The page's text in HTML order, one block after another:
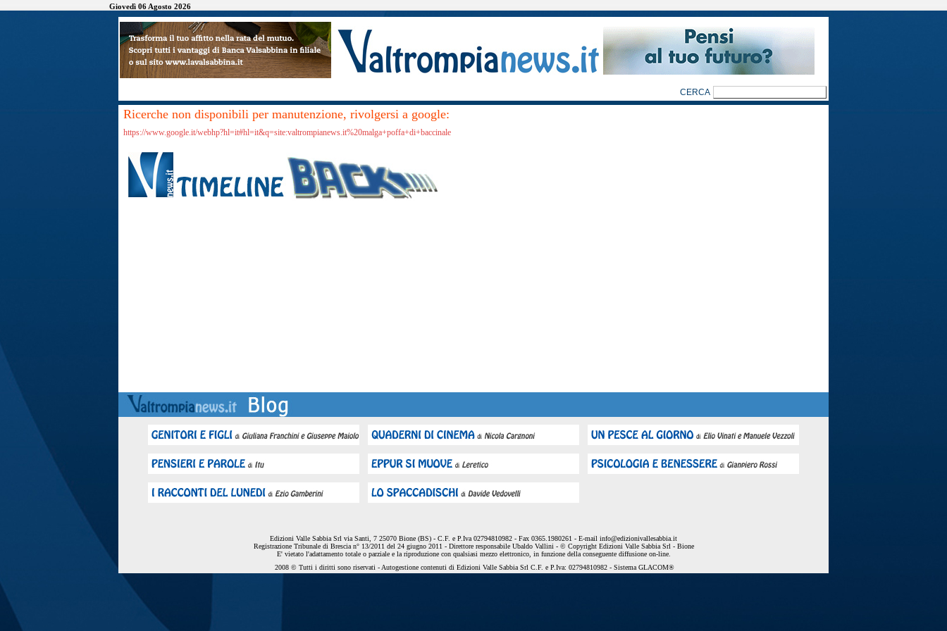
Giovedì 06 Agosto 2026
Ricerche non disponibili per manutenzione, rivolgersi a google:
https://www.google.it/webhp?hl=it#hl=it&q=site:valtrompianews.it%20malga+poffa+di+baccinale
Edizioni Valle Sabbia Srl via Santi, 7 25070 Bione (BS) - C.F. e P.Iva 02794810982 - Fax 0365.1980261 - E-mail info@edizionivallesabbia.it
Registrazione Tribunale di Brescia n° 13/2011 del 24 giugno 2011 - Direttore responsabile Ubaldo Vallini - © Copyright Edizioni Valle Sabbia Srl - Bione
E' vietato l'adattamento totale o parziale e la riproduzione con qualsiasi mezzo elettronico, in funzione della conseguente diffusione on-line.
2008 © Tutti i diritti sono riservati - Autogestione contenuti di Edizioni Valle Sabbia Srl C.F. e P.Iva: 02794810982 - Sistema GLACOM®